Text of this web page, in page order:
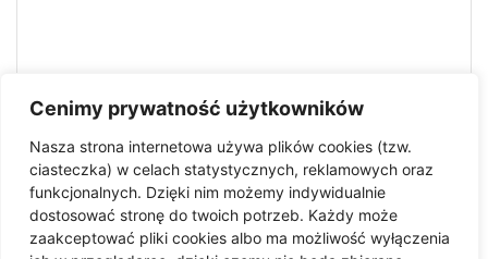
Cenimy prywatność użytkowników
Nasza strona internetowa używa plików cookies (tzw.
ciasteczka) w celach statystycznych, reklamowych oraz
funkcjonalnych. Dzięki nim możemy indywidualnie
dostosować stronę do twoich potrzeb. Każdy może
zaakceptować pliki cookies albo ma możliwość wyłączenia